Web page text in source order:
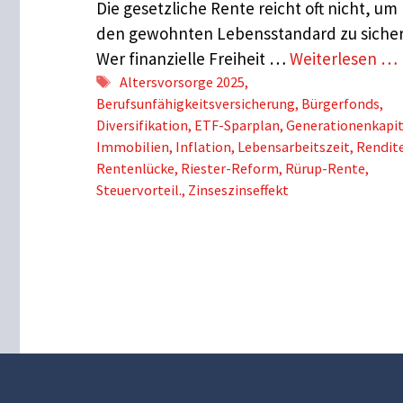
Die gesetzliche Rente reicht oft nicht, um
den gewohnten Lebensstandard zu
Wer finanzielle Freiheit … Weiterlesen …
Schlagwörter
Altersvorsorge 2025,
Berufsunfähigkeitsversicherung, Bürgerfonds,
Diversifikation, ETF-Sparplan,
Immobilien, Inflation, Lebensarbeitszeit,
Rentenlücke, Riester-Reform, Rürup-Rente,
Steuervorteil., Zinseszinseffekt